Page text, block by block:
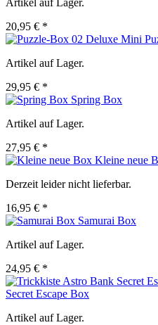
Artikel auf Lager.
20,95 € *
Artikel auf Lager.
29,95 € *
Spring Box
Artikel auf Lager.
27,95 € *
Kleine neue
Derzeit leider nicht lieferbar.
16,95 € *
Samurai Box
Artikel auf Lager.
24,95 € *
Secret Escape Box
Artikel auf Lager.